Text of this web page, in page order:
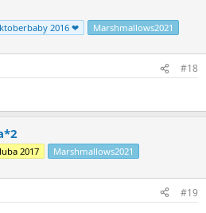
2016 ❤ Marshmallows2021
#18
2017 Marshmallows2021
#19